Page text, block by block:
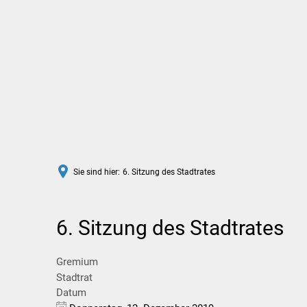
Sie sind hier: 6. Sitzung des Stadtrates
6. Sitzung des Stadtrates
Gremium
Stadtrat
Datum